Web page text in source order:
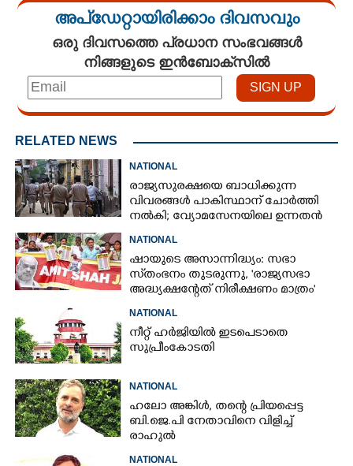
അപ്ഡേറ്റായിരിക്കാം ദിവസവും
ഒരു ദിവസത്തെ പ്രധാന സംഭവങ്ങൾ
നിങ്ങളുടെ ഇൻബോക്സിൽ
RELATED NEWS
NATIONAL
രാജ്യസുരക്ഷയെ ബാധിക്കുന്ന
വിവരങ്ങൾ പാകിസ്ഥാന് ചോ‌ർത്തി
നൽകി; വ്യോമസേനയിലെ ഉന്നതൻ
NATIONAL
ഷായുടെ അസാന്നിദ്ധ്യം: സഭാ
സ്‌തംഭനം തുടരുന്നു, 'രാജ്യസഭാ
അദ്ധ്യക്ഷന്റേത് നിരീക്ഷണം മാത്രം'
NATIONAL
നീറ്റ് ഹർജിയിൽ ഇടപെടാതെ
സുപ്രീംകോടതി
NATIONAL
ഹലോ അങ്കിൾ,​ തന്റെ പ്രിയപ്പെട്ട
ബി.ജെ.പി നേതാവിനെ വിളിച്ച്
രാഹുൽ
NATIONAL